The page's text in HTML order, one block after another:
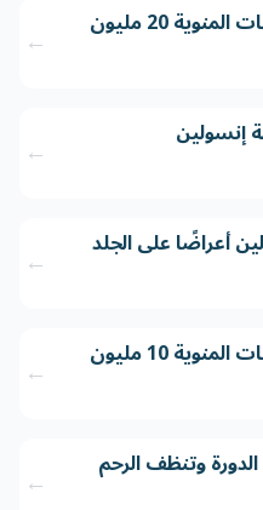
20 مليون ←
إنسولين ←
أعراضًا على الجلد ←
10 مليون ←
وتنظف الرحم ←